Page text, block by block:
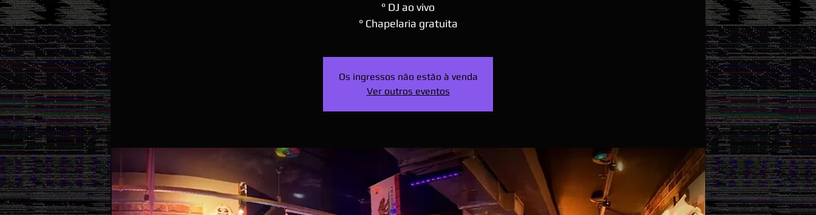
° DJ ao vivo
° Chapelaria gratuita
Os ingressos não estão à venda
Ver outros eventos